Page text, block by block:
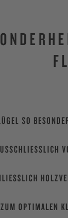
SO
OPTIMALEN